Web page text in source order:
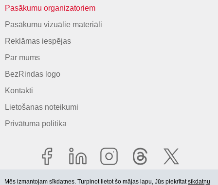
Pasākumu organizatoriem
Pasākumu vizuālie materiāli
Reklāmas iespējas
Par mums
BezRindas logo
Kontakti
Lietošanas noteikumi
Privātuma politika
Mēs izmantojam sīkdatnes. Turpinot lietot šo mājas lapu, Jūs piekrītatsīkdatņu